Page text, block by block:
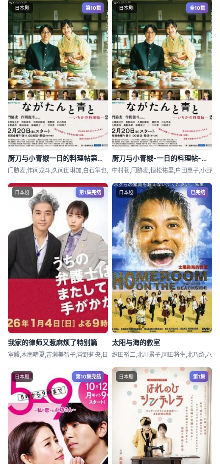
日本剧 第10集
厨刀与小青椒一日的料理帖第二季
门胁麦,作间龙斗,久间田琳加,白石隼也,
日本剧 全10集
厨刀与小青椒-一日的料理帖-第二季
中村苍,门胁麦,恒松祐里,户田惠子,小野
日本剧 第1集完结
我家的律师又惹麻烦了特别篇
室毅,木南晴夏,吉濑美智子,菅野莉央,日
日本剧 已完结
太阳与海的教室
织田裕二,北川景子,冈田将生,北乃绮,八
日本剧 第10集完结 日本剧 第1集